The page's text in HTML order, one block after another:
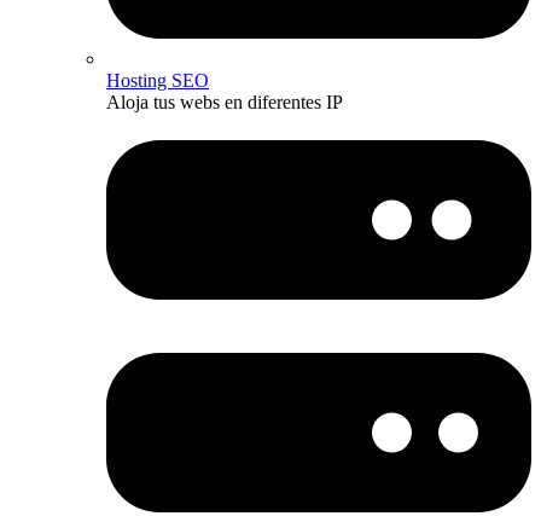
Hosting SEO
Aloja tus webs en diferentes IP